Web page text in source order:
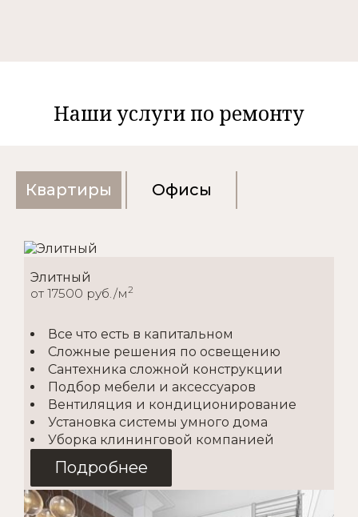
Наши услуги по ремонту
Квартиры Офисы
Элитный
от 17500 руб./м2
Все что есть в капитальном
Сложные решения по освещению
Сантехника сложной конструкции
Подбор мебели и аксессуаров
Вентиляция и кондиционирование
Установка системы умного дома
Уборка клининговой компанией
Подробнее